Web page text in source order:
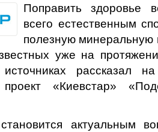
Поправить здоровье
всего естественным
полезную минеральную
уже на
рассказал
проект «Киевстар»
актуальным